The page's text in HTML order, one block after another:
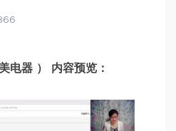
电器 ） 内容预览：